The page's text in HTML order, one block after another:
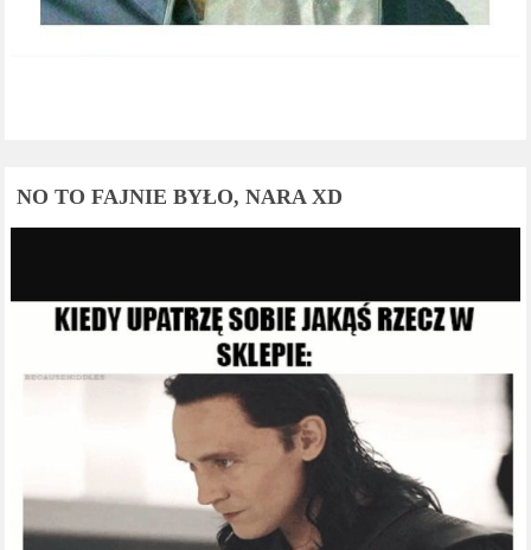
NO TO FAJNIE BYŁO, NARA XD